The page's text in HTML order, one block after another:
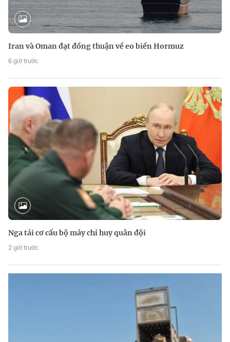
Iran và Oman đạt đồng thuận về eo biển Hormuz
6 giờ trước
Nga tái cơ cấu bộ máy chỉ huy quân đội
2 giờ trước